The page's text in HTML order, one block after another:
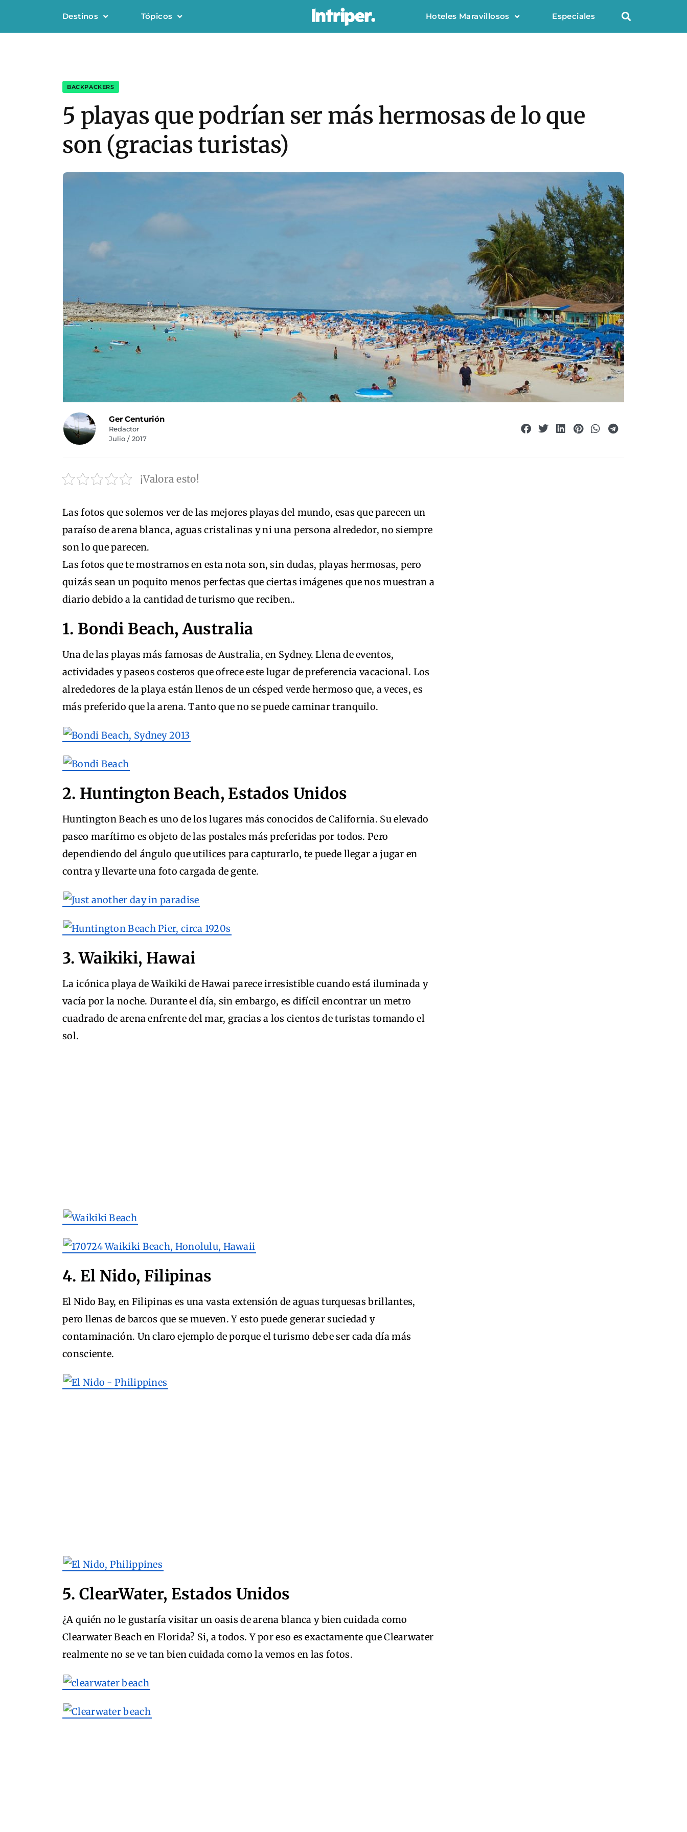
Destinos Tópicos Hoteles Maravillosos Especiales
BACKPACKERS
5 playas que podrían ser más hermosas de lo que
son (gracias turistas)
Ger Centurión
Redactor
Julio / 2017
¡Valora esto!
Las fotos que solemos ver de las mejores playas del mundo, esas que parecen un
paraíso de arena blanca, aguas cristalinas y ni una persona alrededor, no siempre
son lo que parecen.
Las fotos que te mostramos en esta nota son, sin dudas, playas hermosas, pero
quizás sean un poquito menos perfectas que ciertas imágenes que nos muestran a
diario debido a la cantidad de turismo que reciben..
1. Bondi Beach, Australia
Una de las playas más famosas de Australia, en Sydney. Llena de eventos,
actividades y paseos costeros que ofrece este lugar de preferencia vacacional. Los
alrededores de la playa están llenos de un césped verde hermoso que, a veces, es
más preferido que la arena. Tanto que no se puede caminar tranquilo.
2. Huntington Beach, Estados Unidos
Huntington Beach es uno de los lugares más conocidos de California. Su elevado
paseo marítimo es objeto de las postales más preferidas por todos. Pero
dependiendo del ángulo que utilices para capturarlo, te puede llegar a jugar en
contra y llevarte una foto cargada de gente.
3. Waikiki, Hawai
La icónica playa de Waikiki de Hawai parece irresistible cuando está iluminada y
vacía por la noche. Durante el día, sin embargo, es difícil encontrar un metro
cuadrado de arena enfrente del mar, gracias a los cientos de turistas tomando el
sol.
4. El Nido, Filipinas
El Nido Bay, en Filipinas es una vasta extensión de aguas turquesas brillantes,
pero llenas de barcos que se mueven. Y esto puede generar suciedad y
contaminación. Un claro ejemplo de porque el turismo debe ser cada día más
consciente.
5. ClearWater, Estados Unidos
¿A quién no le gustaría visitar un oasis de arena blanca y bien cuidada como
Clearwater Beach en Florida? Si, a todos. Y por eso es exactamente que Clearwater
realmente no se ve tan bien cuidada como la vemos en las fotos.